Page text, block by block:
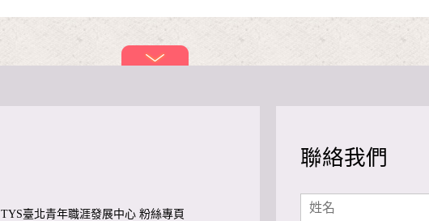
TYS臺北青年職涯發展中心 粉絲專頁
聯絡我們